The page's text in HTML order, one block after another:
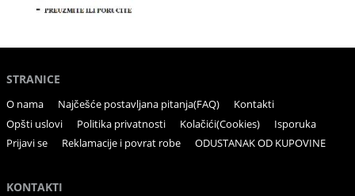
STRANICE
O nama Najčešće postavljana pitanja(FAQ)
Kontakti
Opšti uslovi
Politika privatnosti Kolačići(Cookies)
Isporuka
Prijavi se
Reklamacije i povrat robe ODUSTANAK OD KUPOVINE
KONTAKTI